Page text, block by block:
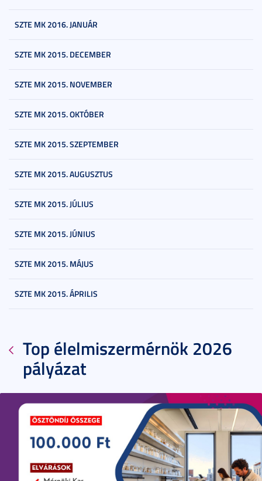
SZTE MK 2016. JANUÁR
SZTE MK 2015. DECEMBER
SZTE MK 2015. NOVEMBER
SZTE MK 2015. OKTÓBER
SZTE MK 2015. SZEPTEMBER
SZTE MK 2015. AUGUSZTUS
SZTE MK 2015. JÚLIUS
SZTE MK 2015. JÚNIUS
SZTE MK 2015. MÁJUS
SZTE MK 2015. ÁPRILIS
Top élelmiszermérnök 2026
pályázat